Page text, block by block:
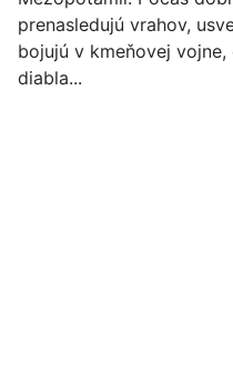
prenasledujú vrahov,
bojujú v kmeňovej
diabla...